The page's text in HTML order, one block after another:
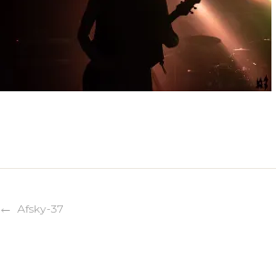
Navigation
Afsky-37